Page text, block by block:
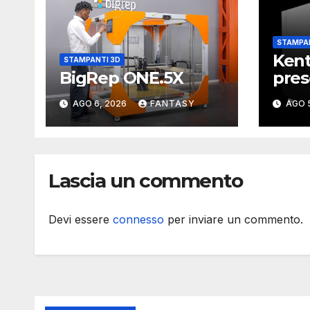
STAMPANTI 3D
BigRep ONE.5X
AGO 6, 2026 FANTASY
con
AGO
Lascia un commento
Devi essere connesso per inviare un commento.